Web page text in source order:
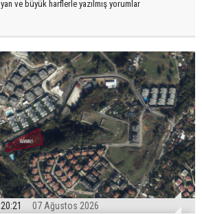
ve büyük harflerle yazılmış yorumlar
20:21 07 Ağustos 2026